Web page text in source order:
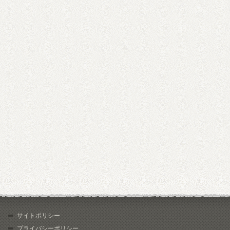
サイトポリシー
プライバシーポリシー